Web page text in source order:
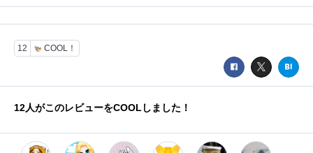
12 COOL！
12人がこのレビューをCOOLしました！